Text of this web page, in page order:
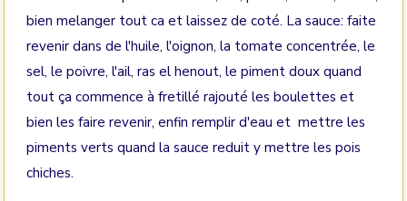
bien melanger tout ca et laissez de coté. La sauce: faite
revenir dans de l'huile, l'oignon, la tomate concentrée, le
sel, le poivre, l'ail, ras el henout, le piment doux quand
tout ça commence à fretillé rajouté les boulettes et
bien les faire revenir, enfin remplir d'eau et mettre les
piments verts quand la sauce reduit y mettre les pois
chiches.